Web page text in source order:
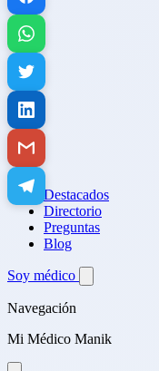
Destacados
Directorio
Preguntas
Blog
Soy médico
Navegación
Mi Médico Manik